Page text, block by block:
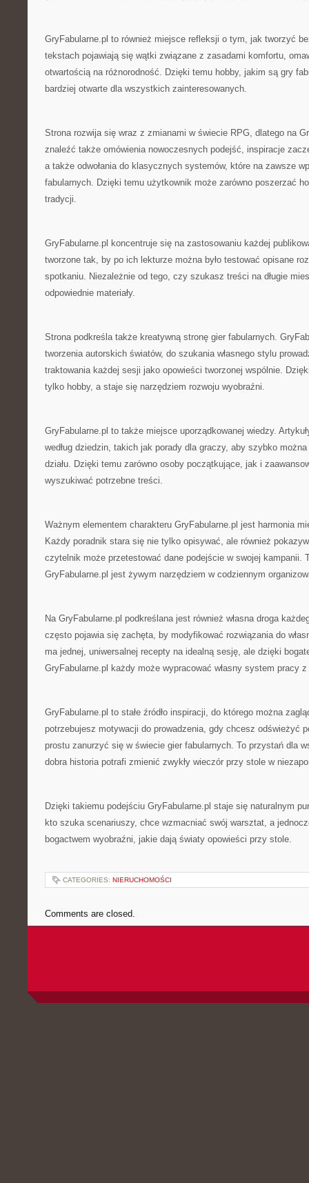
GryFabularne.pl to również miejsce refleksji o tym, jak tworzyć
tekstach pojawiają się wątki związane z zasadami komfortu,
otwartością na różnorodność. Dzięki temu hobby, jakim są gry
bardziej otwarte dla wszystkich zainteresowanych.
Strona rozwija się wraz z zmianami w świecie RPG, dlatego na
znaleźć także omówienia nowoczesnych podejść, inspiracje
a także odwołania do klasycznych systemów, które na zawsze
fabularnych. Dzięki temu użytkownik może zarówno poszerzać
tradycji.
GryFabularne.pl koncentruje się na zastosowaniu każdej
tworzone tak, by po ich lekturze można było testować opisane
spotkaniu. Niezależnie od tego, czy szukasz treści na długie
odpowiednie materiały.
Strona podkreśla także kreatywną stronę gier fabularnych.
tworzenia autorskich światów, do szukania własnego stylu
traktowania każdej sesji jako opowieści tworzonej wspólnie.
tylko hobby, a staje się narzędziem rozwoju wyobraźni.
GryFabularne.pl to także miejsce uporządkowanej wiedzy.
według dziedzin, takich jak porady dla graczy, aby szybko
działu. Dzięki temu zarówno osoby początkujące, jak i
wyszukiwać potrzebne treści.
Ważnym elementem charakteru GryFabularne.pl jest harmonia
Każdy poradnik stara się nie tylko opisywać, ale również
czytelnik może przetestować dane podejście w swojej kampanii.
GryFabularne.pl jest żywym narzędziem w codziennym
Na GryFabularne.pl podkreślana jest również własna droga
często pojawia się zachęta, by modyfikować rozwiązania do
ma jednej, uniwersalnej recepty na idealną sesję, ale dzięki
GryFabularne.pl każdy może wypracować własny system pracy
GryFabularne.pl to stałe źródło inspiracji, do którego można
potrzebujesz motywacji do prowadzenia, gdy chcesz odświeżyć
prostu zanurzyć się w świecie gier fabularnych. To przystań dla
dobra historia potrafi zmienić zwykły wieczór przy stole w
Dzięki takiemu podejściu GryFabularne.pl staje się naturalnym
kto szuka scenariuszy, chce wzmacniać swój warsztat, a
bogactwem wyobraźni, jakie dają światy opowieści przy stole.
CATEGORIES: NIERUCHOMOŚCI
Comments are closed.